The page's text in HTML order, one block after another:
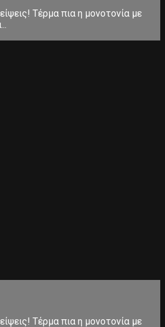
Τέρμα πια η μονοτονία με
Τέρμα πια η μονοτονία με